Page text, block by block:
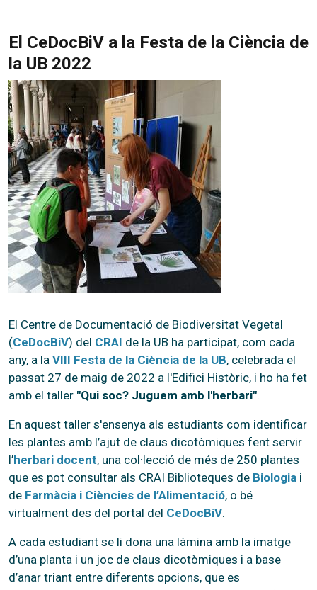
El CeDocBiV a la Festa de la Ciència de
la UB 2022
El Centre de Documentació de Biodiversitat Vegetal
(CeDocBiV) del CRAI de la UB ha participat, com cada
any, a la VIII Festa de la Ciència de la UB, celebrada el
passat 27 de maig de 2022 a l'Edifici Històric, i ho ha fet
amb el taller "Qui soc? Juguem amb l'herbari".
En aquest taller s'ensenya als estudiants com identificar
les plantes amb l’ajut de claus dicotòmiques fent servir
l’herbari docent, una col·lecció de més de 250 plantes
que es pot consultar als CRAI Biblioteques de Biologia i
de Farmàcia i Ciències de l’Alimentació, o bé
virtualment des del portal del CeDocBiV.
A cada estudiant se li dona una làmina amb la imatge
d’una planta i un joc de claus dicotòmiques i a base
d’anar triant entre diferents opcions, que es